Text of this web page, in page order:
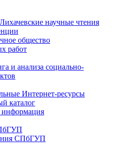
научные чтения
общество
работ
и анализа социально-
Интернет-ресурсы
каталог
информация
СПбГУП